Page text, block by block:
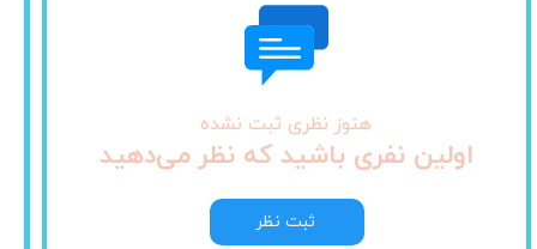
هنوز نظری ثبت نشده
اولین نفری باشید که نظر می‌دهید
ثبت نظر